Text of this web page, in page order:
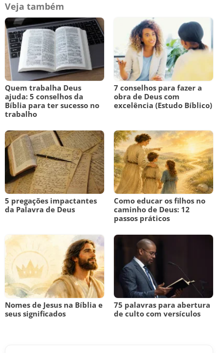
Veja também
Quem trabalha Deus
ajuda: 5 conselhos da
Bíblia para ter sucesso no
trabalho
7 conselhos para fazer a
obra de Deus com
excelência (Estudo Bíblico)
5 pregações impactantes
da Palavra de Deus
Como educar os filhos no
caminho de Deus: 12
passos práticos
Nomes de Jesus na Bíblia e
seus significados
75 palavras para abertura
de culto com versículos